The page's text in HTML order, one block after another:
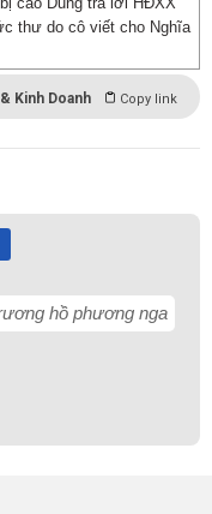
thư do cô viết cho Nghĩa
Kinh Doanh Copy link
hồ phương nga